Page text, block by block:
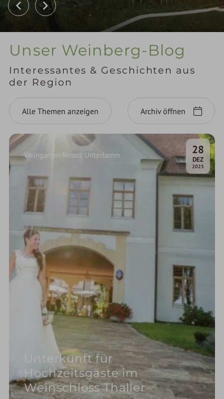
Unser Weinberg-Blog
Interessantes & Geschichten aus
der Region
Alle Themen anzeigen Archiv öffnen
28
DEZ.
2025
Unterkunft für
Hochzeitsgäste im
Weinschloss Thaller
Weingarten-Resort Unterlamm